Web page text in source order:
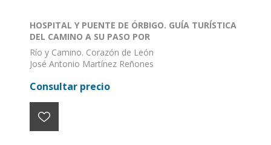
HOSPITAL Y PUENTE DE ÓRBIGO. GUÍA TURÍSTICA
DEL CAMINO A SU PASO POR
Río y Camino. Corazón de León
José Antonio Martínez Reñones
Formato: 68 X 48
Consultar precio